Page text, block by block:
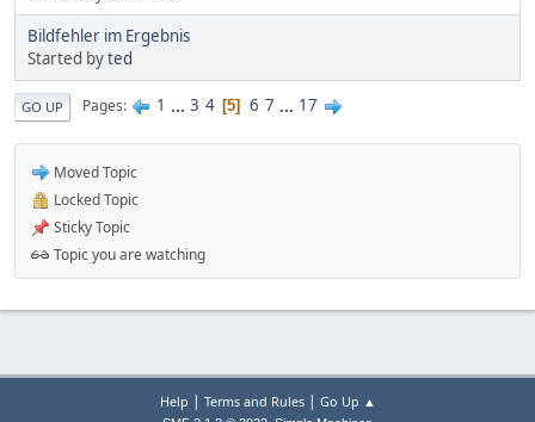
Bildfehler im Ergebnis
Started byted
GO UP Pages 1 ... 3 4 5 6 7 ... 17
Moved Topic
Locked Topic
Sticky Topic
Topic you are watching
Help | Terms and Rules| Go Up ▲